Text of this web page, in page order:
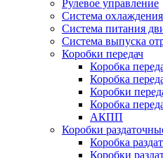
Рулевое управление
Система
Система питания
Система выпуска
Коробки передач
Коробка
Коробка
Коробки
Коробка
АКПП
Коробки
Коробка
Коробки